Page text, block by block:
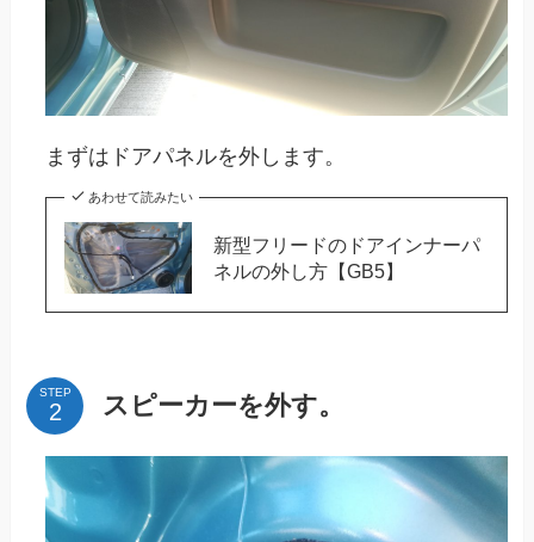
まずはドアパネルを外します。
あわせて読みたい
新型フリードのドアインナーパ
ネルの外し方【GB5】
STEP スピーカーを外す。